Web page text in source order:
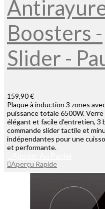
Boosters -
Slider -
159,90 €
Plaque à induction 3 zones
puissance totale 6500W. Verre
élégant et facile d’entretien, 3
commande slider tactile et
indépendantes pour une
et performante.
Aperçu Rapide